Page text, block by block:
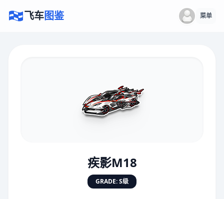
飞车图鉴 菜单
疾影M18
GRADE: S级
★★★★★★